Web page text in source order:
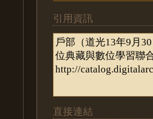
引用資訊
直接連結